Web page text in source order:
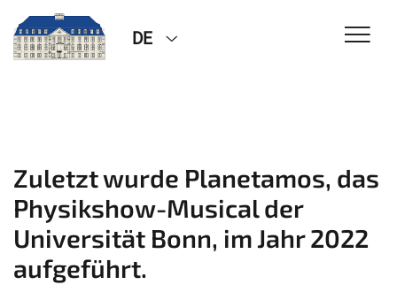
DE
Zuletzt wurde Planetamos, das
Physikshow-Musical der
Universität Bonn, im Jahr 2022
aufgeführt.